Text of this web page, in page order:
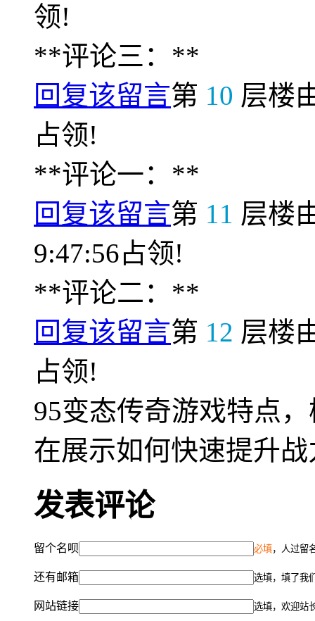
领!
**评论三：**
回复该留言第 10 层楼
占领!
**评论一：**
回复该留言第 11 层楼
9:47:56占领!
**评论二：**
回复该留言第 12 层楼
占领!
95变态传奇游戏特点
在展示如何快速提升
发表评论
留个名呗 必填，人过留
还有邮箱 选填，填了我
网站链接 选填，欢迎站